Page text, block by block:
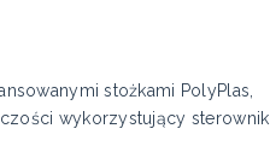
stożkami PolyPlas,
wykorzystujący sterownik